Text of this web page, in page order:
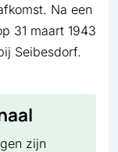
Na een
31 maart 1943
Seibesdorf.
zijn